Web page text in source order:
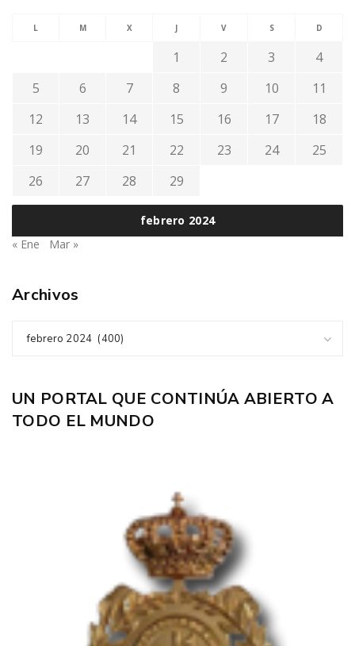
febrero 2024
L M X J V S D
1 2 3
4
5
6 7 8 9 10
11
12
13 14 15 16 17
18
19
20 21 22 23 24
25
26
27 28 29
« Ene Mar »
Archivos
febrero 2024 (400)
UN PORTAL QUE CONTINÚA ABIERTO A
TODO EL MUNDO